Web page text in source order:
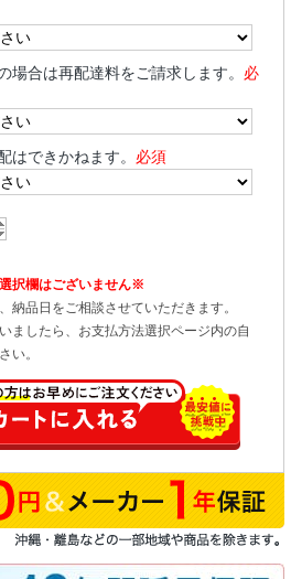
場合は再配達料をご請求します。 必
はできかねます。 必須
択欄はございません※
納品日をご相談させていただきます。
ましたら、お支払方法選択ページ内の自
い。